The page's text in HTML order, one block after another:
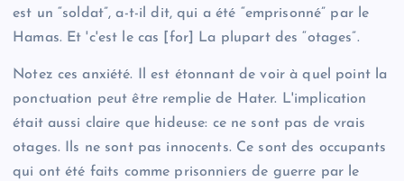
est un “soldat”, a-t-il dit, qui a été “emprisonné” par le
Hamas. Et 'c'est le cas [for] La plupart des “otages”.
Notez ces anxiété. Il est étonnant de voir à quel point la
ponctuation peut être remplie de Hater. L'implication
était aussi claire que hideuse: ce ne sont pas de vrais
otages. Ils ne sont pas innocents. Ce sont des occupants
qui ont été faits comme prisonniers de guerre par le